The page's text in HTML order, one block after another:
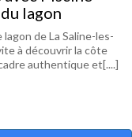
lagon
de La Saline-les-
à découvrir la côte
authentique et[....]